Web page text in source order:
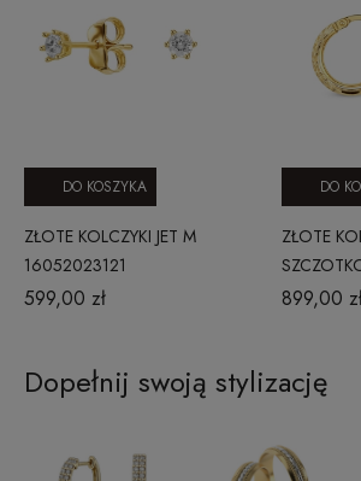
ZŁOTE KOLCZYKI JET M
16052023121
599,00 zł
DO KOSZYKA
ZŁOTE
899,00
DO
Dopełnij swoją stylizację